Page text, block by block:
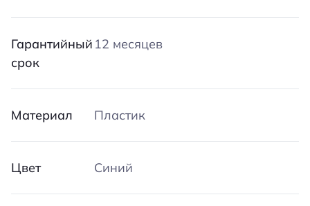
Гарантийный
срок
12 месяцев
Материал Пластик
Цвет Синий